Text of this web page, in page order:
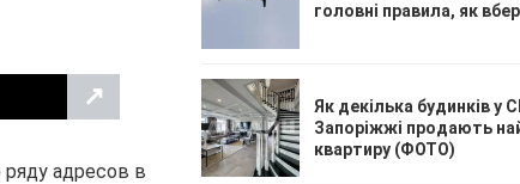
↗
адресов в
головні правила, як
Як декілька будинків у
Запоріжжі продають
квартиру (ФОТО)